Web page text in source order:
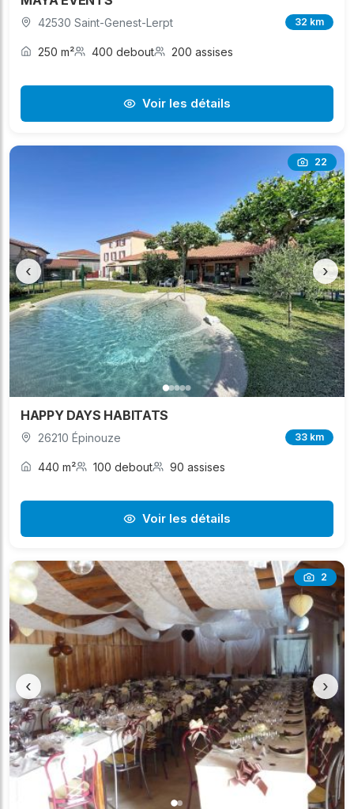
42530 Saint-Genest-Lerpt 32 km
250 m² 400 debout 200 assises
Voir les détails
22
‹ ›
HAPPY DAYS HABITATS
26210 Épinouze 33 km
440 m² 100 debout 90 assises
Voir les détails
2
‹ ›